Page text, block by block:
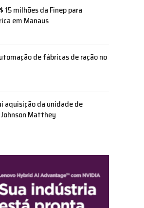
15 milhões da Finep para
em Manaus
de fábricas de ração no
aquisição da unidade de
Matthey